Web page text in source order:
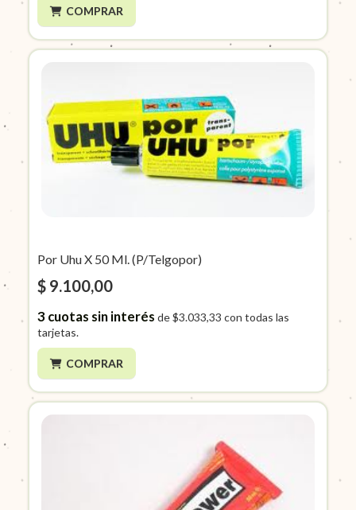
COMPRAR
Por Uhu X 50 Ml. (P/Telgopor)
$ 9.100,00
3cuotas sin interés de$3.033,33 con todas las
tarjetas.
COMPRAR